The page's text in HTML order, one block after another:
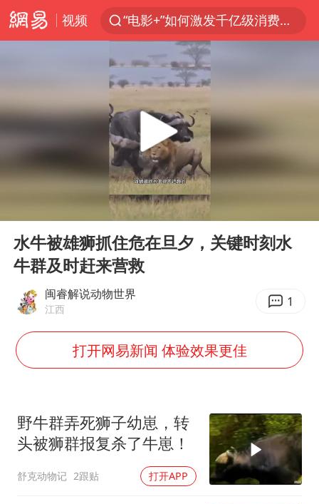
视频
“电影+”如何激发千亿级消费新活力？
名创优品回应女子吐槽内裤质量差
秋天的第一杯奶茶到底有多火
38岁演员求职万岁山NPC成功
国乒男单横滨冠军赛全军覆没
胡彦斌获《歌手2026》歌王
胜宏科技：股票交易异常波动
胡彦斌韩磊 谁帮谁
东航：国内客票提前14天免费退改
夯实基础开新局
Play
水牛被雄狮抓住危在旦夕，关键时刻水
牛群及时赶来营救
闽睿解说动物世界
江西 1
打开网易新闻 体验效果更佳
野牛群弄死狮子幼崽，转
头被狮群报复杀了牛崽！
舒克动物记 2跟贴 打开APP